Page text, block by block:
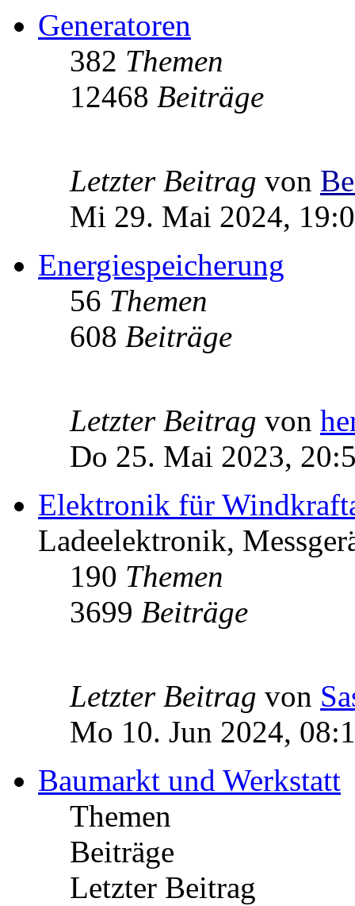
Generatoren
382 Themen
12468 Beiträge
Letzter Beitrag von
Mi 29. Mai 2024,
Energiespeicherung
56 Themen
608 Beiträge
Letzter Beitrag von
Do 25. Mai 2023,
Elektronik für
Ladeelektronik,
190 Themen
3699 Beiträge
Letzter Beitrag von
Mo 10. Jun 2024,
Baumarkt und Werkstatt
Themen
Beiträge
Letzter Beitrag